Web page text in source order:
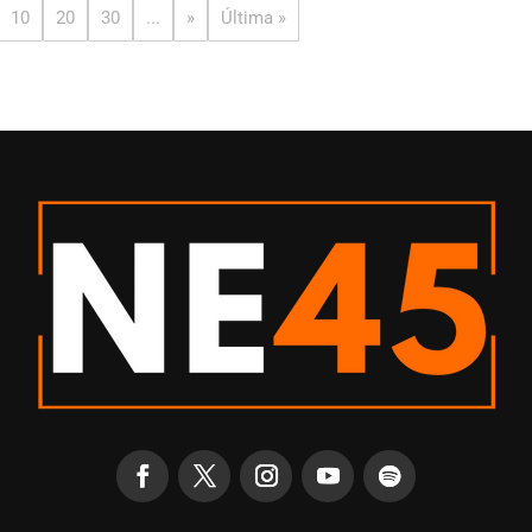
10 20 30 ... » Última »